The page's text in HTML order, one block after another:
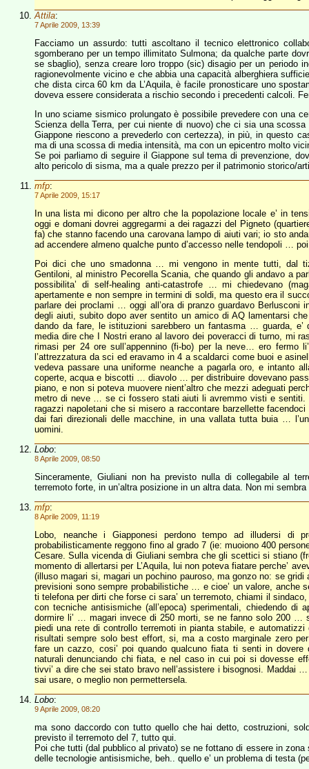
Attila:
7 Aprile 2009, 13:39
Facciamo un assurdo: tutti ascoltano il tecnico elettronico
sgomberano per un tempo illimitato Sulmona; da qualche parte
se sbaglio), senza creare loro troppo (sic) disagio per un periodo
ragionevolmente vicino e che abbia una capacità alberghiera
che dista circa 60 km da L’Aquila, è facile pronosticare uno
doveva essere considerata a rischio secondo i precedenti calcoli.
In uno sciame sismico prolungato è possibile prevedere con una
Scienza della Terra, per cui niente di nuovo) che ci sia una
Giappone riescono a prevederlo con certezza), in più, in questo
ma di una scossa di media intensità, ma con un epicentro molto
Se poi parliamo di seguire il Giappone sul tema di prevenzione,
alto pericolo di sisma, ma a quale prezzo per il patrimonio storico/
mfp:
7 Aprile 2009, 15:17
In una lista mi dicono per altro che la popolazione locale e’ in
oggi e domani dovrei aggregarmi a dei ragazzi del Pigneto
fa) che stanno facendo una carovana lampo di aiuti vari; io sto
ad accendere almeno qualche punto d’accesso nelle tendopoli …
Poi dici che uno smadonna … mi vengono in mente tutti, dal
Gentiloni, al ministro Pecorella Scania, che quando gli andavo a
possibilita’ di self-healing anti-catastrofe … mi chiedevano
apertamente e non sempre in termini di soldi, ma questo era il
parlare dei proclami … oggi all’ora di pranzo guardavo Berlusconi
degli aiuti, subito dopo aver sentito un amico di AQ lamentarsi
dando da fare, le istituzioni sarebbero un fantasma … guarda,
media dire che I Nostri erano al lavoro dei poveracci di turno, mi
rimasi per 24 ore sull’appennino (fi-bo) per la neve… ero fermo
l’attrezzatura da sci ed eravamo in 4 a scaldarci come buoi e
vedeva passare una uniforme neanche a pagarla oro, e intanto
coperte, acqua e biscotti … diavolo … per distribuire dovevano
piano, e non si poteva muovere nient’altro che mezzi adeguati
metro di neve … se ci fossero stati aiuti li avremmo visti e sentiti.
ragazzi napoletani che si misero a raccontare barzellette
dai fari direzionali delle macchine, in una vallata tutta buia …
uomini.
Lobo:
8 Aprile 2009, 08:50
Sinceramente, Giuliani non ha previsto nulla di collegabile al
terremoto forte, in un’altra posizione in un altra data. Non mi
mfp:
8 Aprile 2009, 11:19
Lobo, neanche i Giapponesi perdono tempo ad illudersi di
probabilisticamente reggono fino al grado 7 (ie: muoiono 400
Cesare. Sulla vicenda di Giuliani sembra che gli scettici si stiano
momento di allertarsi per L’Aquila, lui non poteva fiatare perche’
(illuso magari si, magari un pochino pauroso, ma gonzo no: se
previsioni sono sempre probabilistiche … e cioe’ un valore, anche
ti telefona per dirti che forse ci sara’ un terremoto, chiami il
con tecniche antisismiche (all’epoca) sperimentali, chiedendo di
dormire li’ … magari invece di 250 morti, se ne fanno solo 200 …
piedi una rete di controllo terremoti in pianta stabile, e
risultati sempre solo best effort, si, ma a costo marginale zero
fare un cazzo, cosi’ poi quando qualcuno fiata ti senti in
naturali denunciando chi fiata, e nel caso in cui poi si dovesse
tivvi’ a dire che sei stato bravo nell’assistere i bisognosi. Maddai
sai usare, o meglio non permettersela.
Lobo:
9 Aprile 2009, 08:20
ma sono daccordo con tutto quello che hai detto, costruzioni,
previsto il terremoto del 7, tutto qui.
Poi che tutti (dal pubblico al privato) se ne fottano di essere in
delle tecnologie antisismiche, beh.. quello e’ un problema di testa